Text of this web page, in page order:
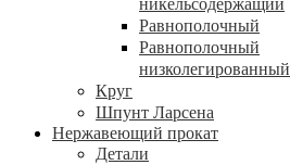
никельсодержащий
Равнополочный
Равнополочный
низколегированный
Круг
Шпунт Ларсена
Нержавеющий прокат
Детали